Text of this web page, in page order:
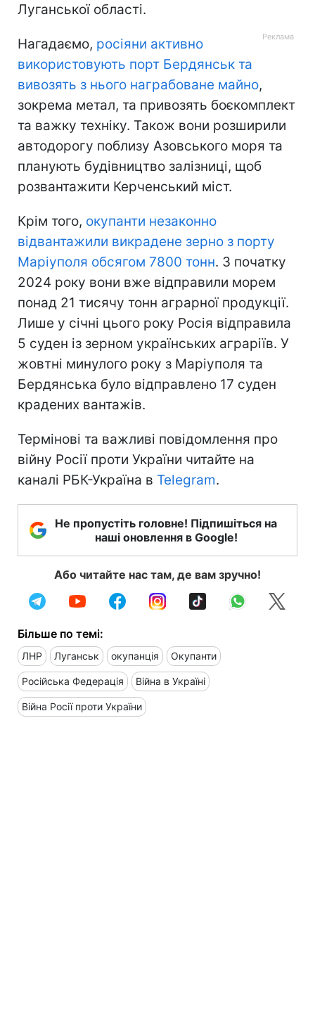
Луганської області.
Нагадаємо, росіяни активно
використовують порт Бердянськ та
вивозять з нього награбоване майно,
зокрема метал, та привозять боєкомплект
та важку техніку. Також вони розширили
автодорогу поблизу Азовського моря та
планують будівництво залізниці, щоб
розвантажити Керченський міст.
Крім того, окупанти незаконно
відвантажили викрадене зерно з порту
Маріуполя обсягом 7800 тонн. З початку
2024 року вони вже відправили морем
понад 21 тисячу тонн аграрної продукції.
Лише у січні цього року Росія відправила
5 суден із зерном українських аграріїв. У
жовтні минулого року з Маріуполя та
Бердянська було відправлено 17 суден
крадених вантажів.
Термінові та важливі повідомлення про
війну Росії проти України читайте на
каналі РБК-Україна в Telegram.
Не пропустіть головне! Підпишіться на
наші оновлення в Google!
Або читайте нас там, де вам зручно!
Більше по темі:
ЛНР Луганськ окупанція Окупанти
Російська Федерація Війна в Україні
Війна Росії проти України